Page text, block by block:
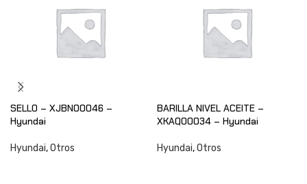
SELLO – XJBN00046 –
Hyundai
Hyundai,Otros
BARILLA NIVEL ACEITE –
XKAQ00034 – Hyundai
Hyundai,Otros